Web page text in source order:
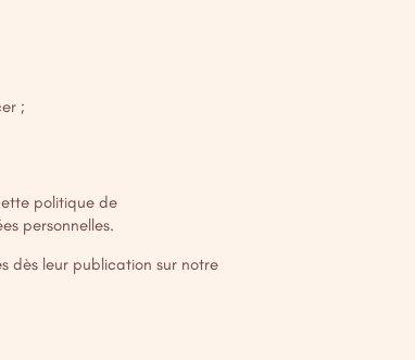
;
politique de
personnelles.
dès leur publication sur notre